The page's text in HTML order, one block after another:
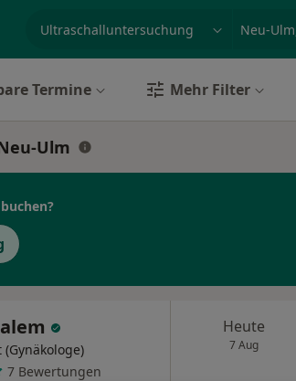
Termine Mehr Filter
Ulm
7 Bewertungen
Heute
7 Aug